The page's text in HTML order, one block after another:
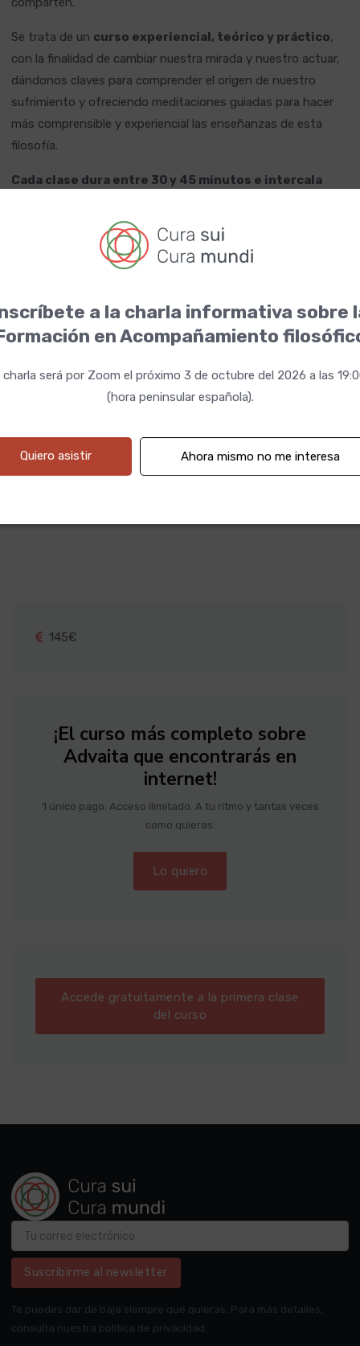
Se trata de un curso experiencial, teórico y práctico,
con la finalidad de cambiar nuestra mirada y nuestro actuar,
dándonos claves para comprender el origen de nuestro
sufrimiento y ofreciendo meditaciones guiadas para hacer
más comprensible y experiencial las enseñanzas de esta
filosofía.
Cada clase dura entre 30 y 45 minutos e intercala
Cada clase (excepto aquellas que son completamente
prácticas y la última) viene acompañada por un PDF que
145€
¡El curso más completo sobre
Advaita que encontrarás en
internet!
1 único pago. Acceso ilimitado. A tu ritmo y tantas veces
como quieras.
Lo quiero
Accede gratuitamente a la primera clase
del curso
Suscribirme al newsletter
Te puedes dar de baja siempre que quieras. Para más detalles,
consulta nuestra política de privacidad.
a la charla informativa sobre
en Acompañamiento
charla será por Zoom el próximo 3 de octubre del 2026 a las
(hora peninsular española).
Quiero asistir Ahora mismo no me interesa